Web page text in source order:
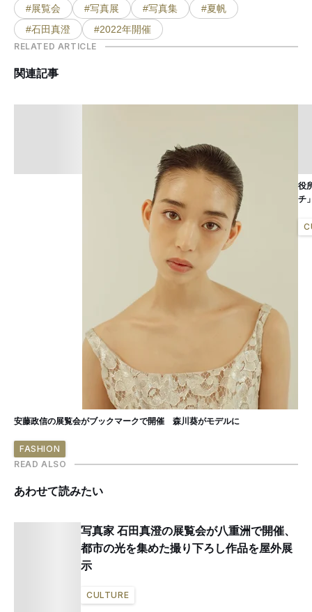
#展覧会 #写真展 #写真集
#夏帆
#石田真澄
#2022年開催
RELATED ARTICLE
関連記事
安藤政信の展覧会がブックマークで開催 森川葵がモデルに
FASHION
役
チ
READ ALSO
あわせて読みたい
写真家 石田真澄の展覧会が八重洲で開催、
都市の光を集めた撮り下ろし作品を屋外展
示
CULTURE